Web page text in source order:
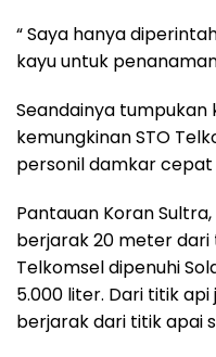
“ Saya hanya
kayu untuk
Seandainya
kemungkinan STO
personil damkar cepat
Pantauan Koran
berjarak 20 meter dari
Telkomsel dipenuhi
5.000 liter. Dari titik
berjarak dari titik apai